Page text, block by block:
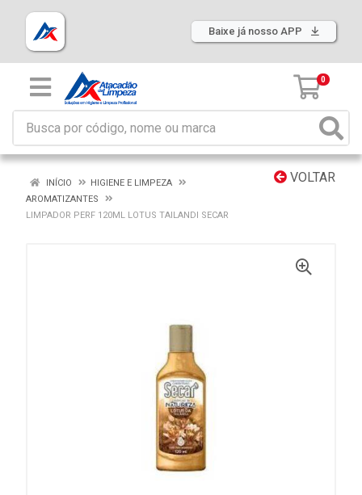
Baixe já nosso APP
0
VOLTAR
INÍCIO
HIGIENE E LIMPEZA
AROMATIZANTES
LIMPADOR PERF 120ML LOTUS TAILANDI SECAR